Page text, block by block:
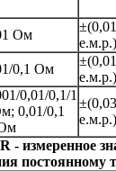
Ом
е.м.р.)
0,1 Ом
е.м.р.)
0,01/0,1/1
0,01/0,1
е.м.р.)
- измеренное